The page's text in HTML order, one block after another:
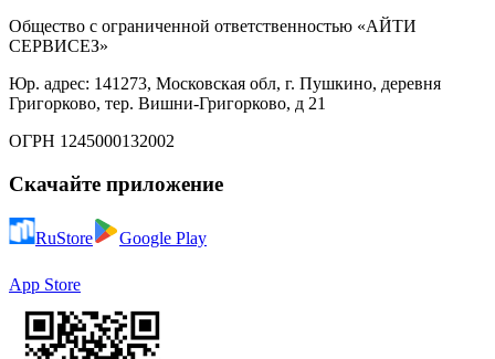
Общество с ограниченной ответственностью «АЙТИ
СЕРВИСЕЗ»
Юр. адрес: 141273, Московская обл, г. Пушкино, деревня
Григорково, тер. Вишни-Григорково, д 21
ОГРН 1245000132002
Скачайте приложение
RuStore Google Play
App Store